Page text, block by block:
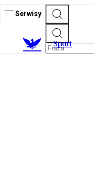
Serwisy
Sport